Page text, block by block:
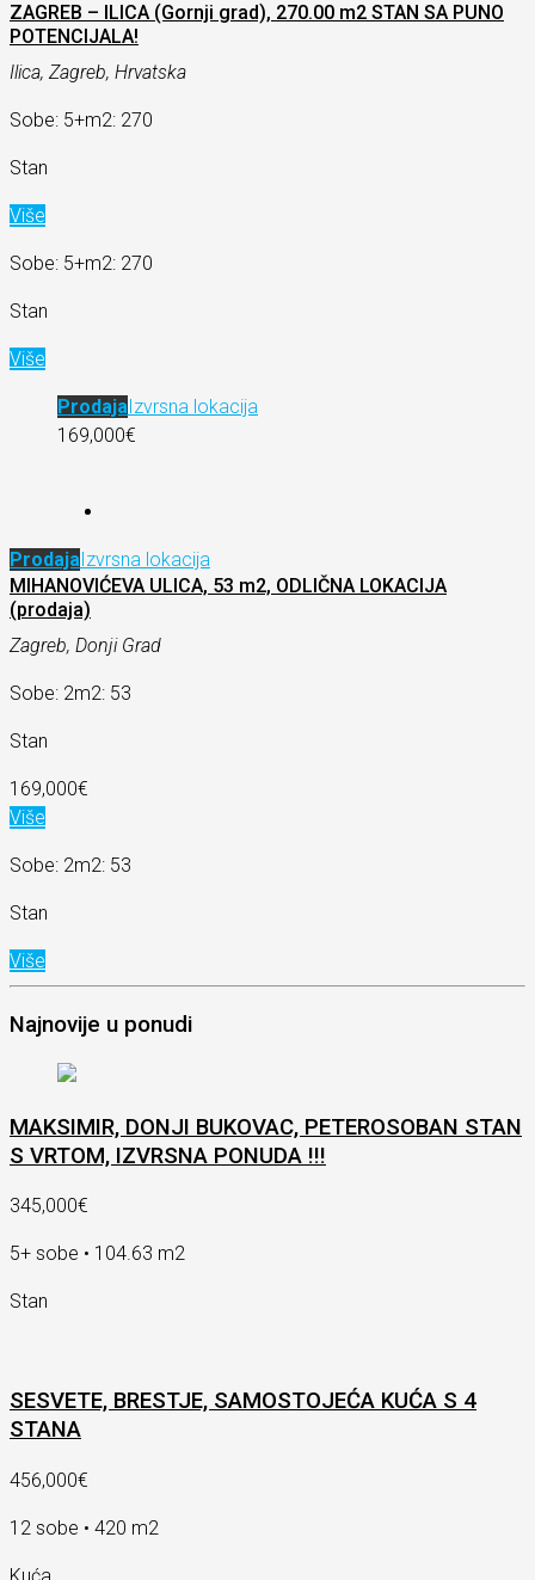
ZAGREB – ILICA (Gornji grad), 270.00 m2 STAN SA PUNO
POTENCIJALA!
Ilica, Zagreb, Hrvatska
Sobe: 5+m2: 270
Stan
Više
Sobe: 5+m2: 270
Stan
Više
Prodaja Izvrsna lokacija
169,000€
Prodaja Izvrsna lokacija
MIHANOVIĆEVA ULICA, 53 m2, ODLIČNA LOKACIJA
(prodaja)
Zagreb, Donji Grad
Sobe: 2m2: 53
Stan
169,000€
Više
Sobe: 2m2: 53
Stan
Više
Najnovije u ponudi
MAKSIMIR, DONJI BUKOVAC, PETEROSOBAN STAN
S VRTOM, IZVRSNA PONUDA !!!
345,000€
5+ sobe • 104.63 m2
Stan
SESVETE, BRESTJE, SAMOSTOJEĆA KUĆA S 4
STANA
456,000€
12 sobe • 420 m2